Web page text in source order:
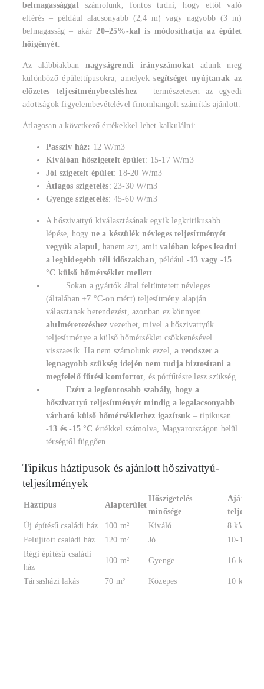
belmagassággalszámolunk, fontos tudni, hogy ettől való
eltérés – például alacsonyabb (2,4 m) vagy nagyobb (3 m)
belmagasság – akár20–25%-kal is módosíthatja az épület
hőigényét.
Az alábbiakban nagyságrendi irányszámokat adunk meg
különböző épülettípusokra, amelyeksegítséget nyújtanak az
előzetes teljesítménybecsléshez – természetesen az egyedi
adottságok figyelembevételével finomhangolt számítás ajánlott.
Átlagosan a következő értékekkel lehet kalkulálni:
Passzív ház: 12 W/m3
Kiválóan hőszigetelt épület: 15-17 W/m3
Jól szigetelt épület: 18-20 W/m3
Átlagos szigetelés: 23-30 W/m3
Gyenge szigetelés: 45-60 W/m3
A hőszivattyú kiválasztásának egyik legkritikusabb
lépése, hogy ne a készülék névleges teljesítményét
vegyük alapul, hanem azt, amitvalóban képes leadni
a leghidegebb téli időszakban, például -13 vagy -15
°C külső hőmérséklet mellett.
Sokan a gyártók által feltüntetett névleges
(általában +7 °C-on mért) teljesítmény alapján
választanak berendezést, azonban ez könnyen
alulméretezéshez vezethet, mivel a hőszivattyúk
teljesítménye a külső hőmérséklet csökkenésével
visszaesik. Ha nem számolunk ezzel,a rendszer a
legnagyobb szükség idején nem tudja biztosítani a
megfelelő fűtési komfortot, és pótfűtésre lesz szükség.
Ezért a legfontosabb szabály, hogy a
hőszivattyú teljesítményét mindig a legalacsonyabb
várható külső hőmérséklethez igazítsuk – tipikusan
-13 és -15 °C értékkel számolva, Magyarországon belül
térségtől függően.
Tipikus háztípusok és ajánlott hőszivattyú-
teljesítmények
Háztípus Alapterület
Hőszigetelés
minősége
Ajánlott
Új építésű családi ház
100 m² Kiváló
8 kW
Felújított családi ház
120 m² Jó
10-12kW
Régi építésű családi
ház
100 m² Gyenge 16 kW
Társasházi lakás 70 m² Közepes 10 kW